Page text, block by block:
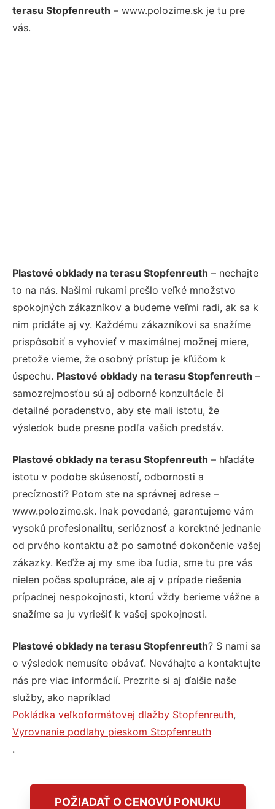
terasu Stopfenreuth – www.polozime.sk je tu pre
vás.
Plastové obklady na terasu Stopfenreuth – nechajte
to na nás. Našimi rukami prešlo veľké množstvo
spokojných zákazníkov a budeme veľmi radi, ak sa k
nim pridáte aj vy. Každému zákazníkovi sa snažíme
prispôsobiť a vyhovieť v maximálnej možnej miere,
pretože vieme, že osobný prístup je kľúčom k
úspechu. Plastové obklady na terasu Stopfenreuth –
samozrejmosťou sú aj odborné konzultácie či
detailné poradenstvo, aby ste mali istotu, že
výsledok bude presne podľa vašich predstáv.
Plastové obklady na terasu Stopfenreuth – hľadáte
istotu v podobe skúseností, odbornosti a
precíznosti? Potom ste na správnej adrese –
www.polozime.sk. Inak povedané, garantujeme vám
vysokú profesionalitu, serióznosť a korektné jednanie
od prvého kontaktu až po samotné dokončenie vašej
zákazky. Keďže aj my sme iba ľudia, sme tu pre vás
nielen počas spolupráce, ale aj v prípade riešenia
prípadnej nespokojnosti, ktorú vždy berieme vážne a
snažíme sa ju vyriešiť k vašej spokojnosti.
Plastové obklady na terasu Stopfenreuth? S nami sa
o výsledok nemusíte obávať. Neváhajte a kontaktujte
nás pre viac informácií. Prezrite si aj ďalšie naše
služby, ako napríklad
Pokládka veľkoformátovej dlažby Stopfenreuth,
Vyrovnanie podlahy pieskom Stopfenreuth
.
POŽIADAŤ O CENOVÚ PONUKU